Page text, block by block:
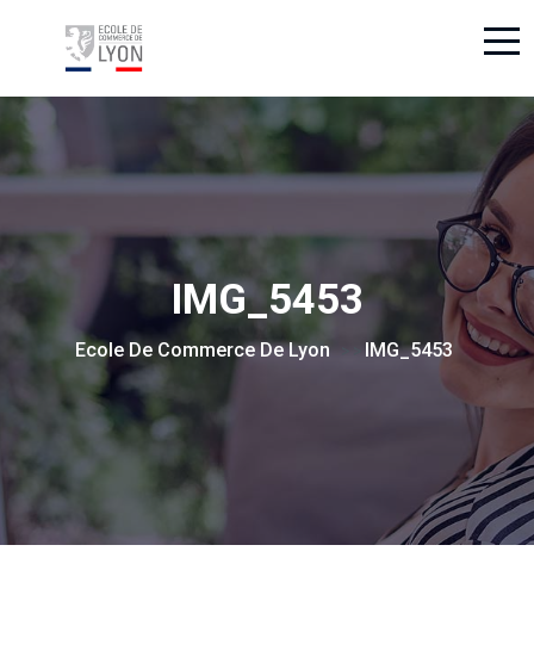
IMG_5453
Ecole De Commerce De Lyon IMG_5453